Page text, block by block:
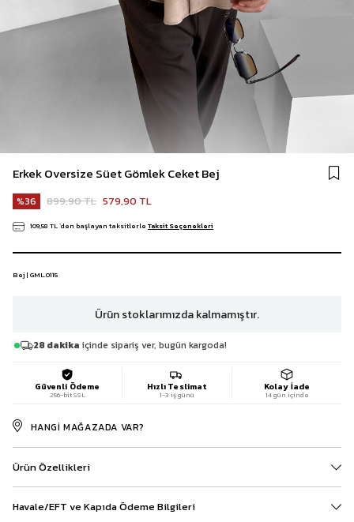
Erkek Oversize Süet Gömlek Ceket Bej
36 899,90 TL 579,90 TL
109,58 TL`den başlayan taksitlerle Taksit Seçenekleri
Bej | GML.0115
Ürün stoklarımızda kalmamıştır.
28 dakika içinde sipariş ver, bugün kargoda!
Güvenli Ödeme
256-bit SSL
Hızlı Teslimat
1-3 iş günü
Kolay İade
14 gün içinde
HANGI MAĞAZADA VAR?
Ürün Özellikleri
Havale/EFT ve Kapıda Ödeme Bilgileri